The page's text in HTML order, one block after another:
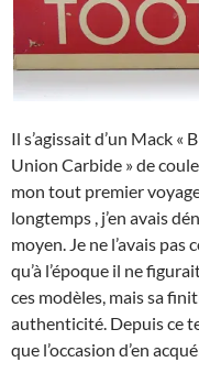
Il s’agissait d’un Mack
Union Carbide » de
mon tout premier
longtemps , j’en avais
moyen. Je ne l’avais
qu’à l’époque il ne
ces modèles, mais sa
authenticité. Depuis ce
que l’occasion d’en